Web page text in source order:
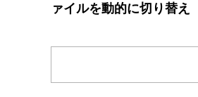
ァイルを動的に切り替え